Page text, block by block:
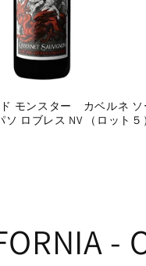
モンスター カベルネ ソ
ロブレス NV （ロット５）
-